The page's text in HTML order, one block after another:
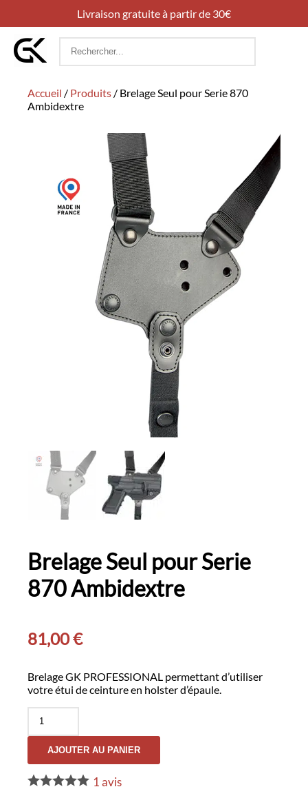
Livraison gratuite à partir de 30€
Rechercher
Accueil / Produits / Brelage Seul pour Serie 870
Ambidextre
Brelage Seul pour Serie
870 Ambidextre
81,00€
Brelage GK PROFESSIONAL permettant d’utiliser
votre étui de ceinture en holster d’épaule.
quantité
Brelage
pour
Serie
AJOUTER AU PANIER
1avis